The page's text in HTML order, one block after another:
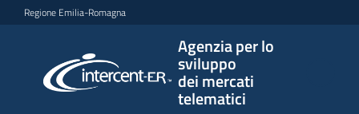
Vai al contenuto
Vai alla navigazione
Vai al footer
Regione Emilia-Romagna
Agenzia per lo
sviluppo
dei mercati
telematici
per lo
sviluppo